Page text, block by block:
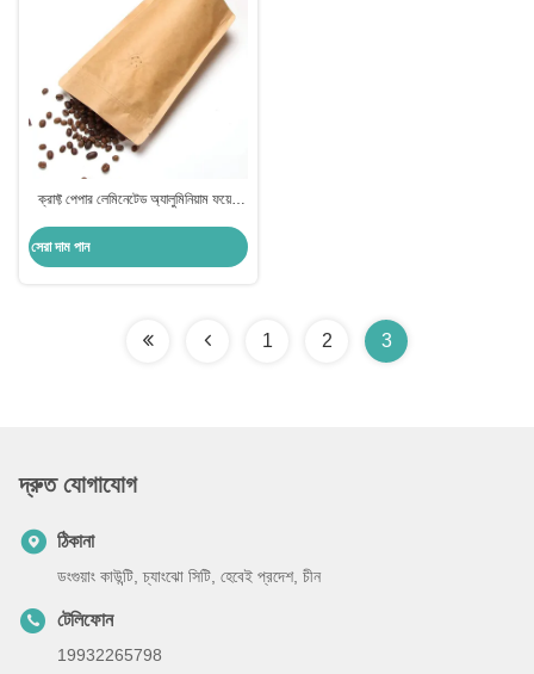
ক্রাফ্ট পেপার লেমিনেটেড অ্যালুমিনিয়াম ফয়েল
সেরা দাম পান
1 2 3
দ্রুত যোগাযোগ
ঠিকানা
ডংগুয়াং কাউন্টি, চ্যাংঝো সিটি, হেবেই প্রদেশ, চীন
টেলিফোন
19932265798